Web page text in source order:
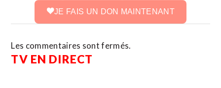
JE FAIS UN DON MAINTENANT
Les commentaires sont fermés.
TV EN DIRECT